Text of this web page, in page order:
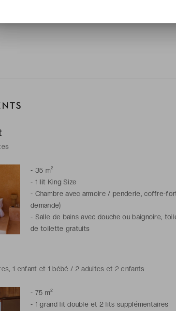
à part où l’on goute à quelques
- 35 m²
- 1 lit King Size
- Chambre avec armoire / penderie, coffre-
demande)
- Salle de bains avec douche ou baignoire,
de toilette gratuits
1 enfant et 1 bébé / 2 adultes et 2 enfants
- 75 m²
- 1 grand lit double et 2 lits supplémentaires